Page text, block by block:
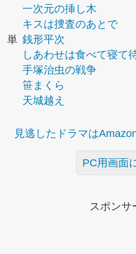
一次元の挿し木
キスは捜査のあとで
単 銭形平次
しあわせは食べて寝て
手塚治虫の戦争
笹まくら
天城越え
見逃したドラマは
PC用画面
スポンサ